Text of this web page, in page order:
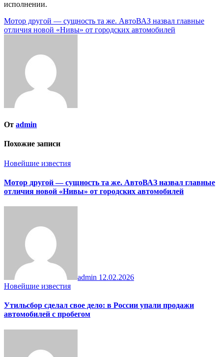
исполнении.
Навигация
по
Мотор другой — сущность та же. АвтоВАЗ назвал главные
отличия новой «Нивы» от городских автомобилей
От admin
Похожие записи
Новейшие известия
Мотор другой — сущность та же. АвтоВАЗ назвал главные
отличия новой «Нивы» от городских автомобилей
admin 12.02.2026
Новейшие известия
Утильсбор сделал свое дело: в России упали продажи
автомобилей с пробегом